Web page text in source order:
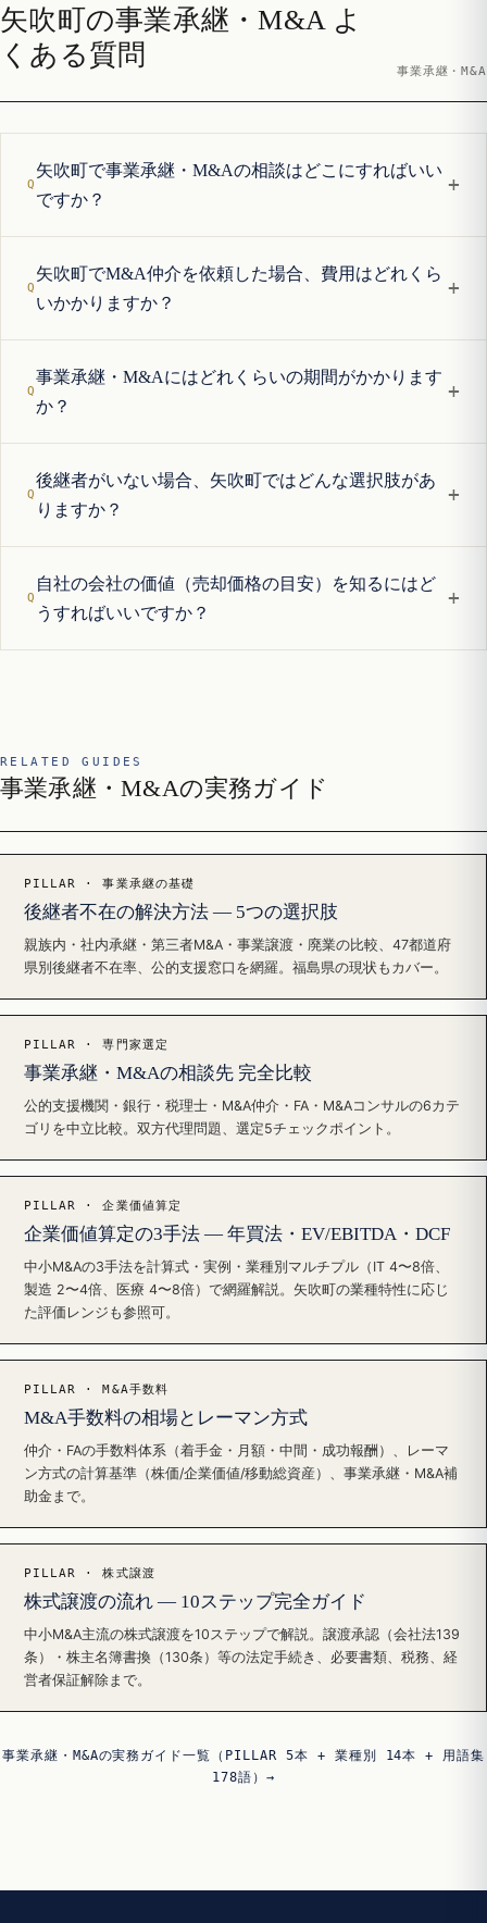
矢吹町の事業承継・M&A よ
くある質問
事業承継・M&A
矢吹町で事業承継・M&Aの相談はどこにすればいい
ですか？
+
矢吹町でM&A仲介を依頼した場合、費用はどれくら
いかかりますか？
+
事業承継・M&Aにはどれくらいの期間がかかります
か？
+
後継者がいない場合、矢吹町ではどんな選択肢があ
りますか？
+
自社の会社の価値（売却価格の目安）を知るにはど
うすればいいですか？
+
RELATED GUIDES
事業承継・M&Aの実務ガイド
PILLAR · 事業承継の基礎
後継者不在の解決方法 — 5つの選択肢
親族内・社内承継・第三者M&A・事業譲渡・廃業の比較、47都道府
県別後継者不在率、公的支援窓口を網羅。福島県の現状もカバー。
PILLAR · 専門家選定
事業承継・M&Aの相談先 完全比較
公的支援機関・銀行・税理士・M&A仲介・FA・M&Aコンサルの6カテ
ゴリを中立比較。双方代理問題、選定5チェックポイント。
PILLAR · 企業価値算定
企業価値算定の3手法 — 年買法・EV/EBITDA・DCF
中小M&Aの3手法を計算式・実例・業種別マルチプル（IT 4〜8倍、
製造 2〜4倍、医療 4〜8倍）で網羅解説。矢吹町の業種特性に応じ
た評価レンジも参照可。
PILLAR · M&A手数料
M&A手数料の相場とレーマン方式
仲介・FAの手数料体系（着手金・月額・中間・成功報酬）、レーマ
ン方式の計算基準（株価/企業価値/移動総資産）、事業承継・M&A補
助金まで。
PILLAR · 株式譲渡
株式譲渡の流れ — 10ステップ完全ガイド
中小M&A主流の株式譲渡を10ステップで解説。譲渡承認（会社法139
条）・株主名簿書換（130条）等の法定手続き、必要書類、税務、経
営者保証解除まで。
事業承継・M&Aの実務ガイド一覧（PILLAR 5本 + 業種別 14本 + 用語集
178語）→